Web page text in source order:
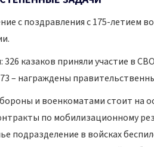
с поздравления с 175-летием
казаков приняли участие в
– награждены
и военкоматами стоит на
по мобилизационному
подразделение в войсках